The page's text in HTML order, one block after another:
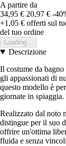
A partire da
34,95 € 20,97 € -
+1,05 € offerti sul
del tuo ordine
Loading...
Descrizione
Il costume da
gli appassionati di
questo modello è
giornate in spiaggia.
Realizzato dal noto
distingue per il suo
offrire un'ottima
fluida e senza